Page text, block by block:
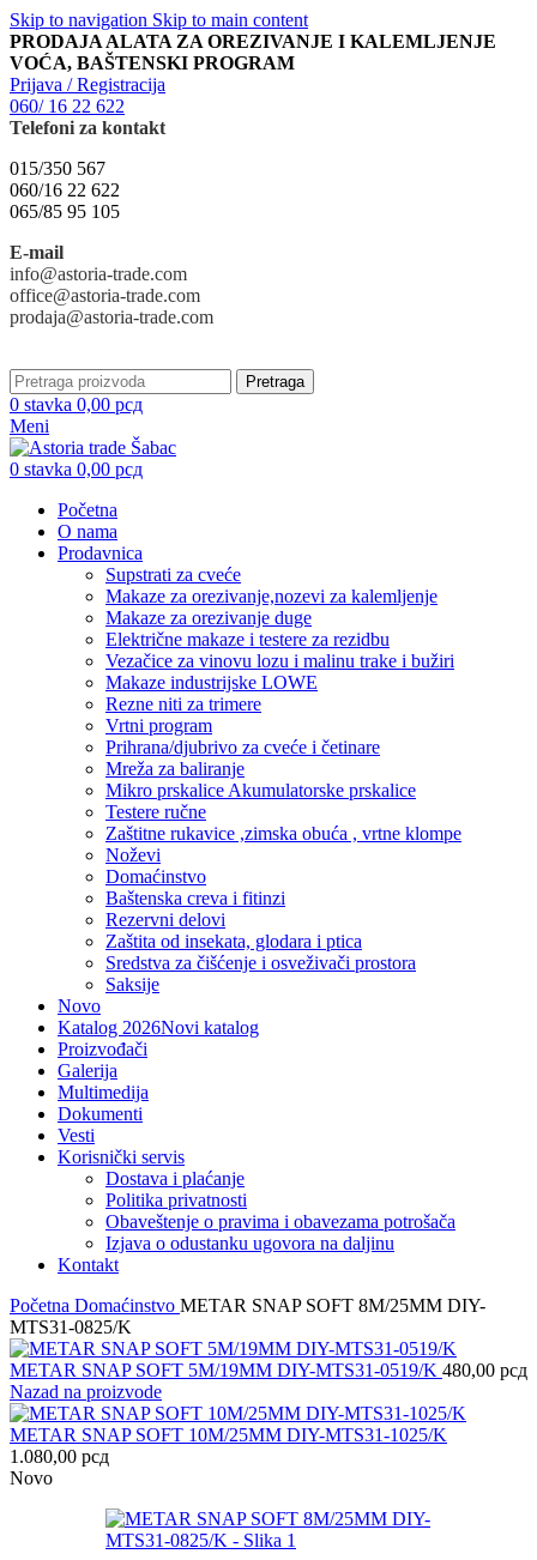
Skip to navigation Skip to main content
PRODAJA ALATA ZA OREZIVANJE I KALEMLJENJE
VOĆA, BAŠTENSKI PROGRAM
Prijava / Registracija
060/ 16 22 622
Telefoni za kontakt
015/350 567
060/16 22 622
065/85 95 105
E-mail
info@astoria-trade.com
office@astoria-trade.com
prodaja@astoria-trade.com
Pretraga
0 stavka 0,00 рсд
Meni
0 stavka 0,00 рсд
Početna
O nama
Prodavnica
Supstrati za cveće
Makaze za orezivanje,nozevi za kalemljenje
Makaze za orezivanje duge
Električne makaze i testere za rezidbu
Vezačice za vinovu lozu i malinu trake i bužiri
Makaze industrijske LOWE
Rezne niti za trimere
Vrtni program
Prihrana/djubrivo za cveće i četinare
Mreža za baliranje
Mikro prskalice Akumulatorske prskalice
Testere ručne
Zaštitne rukavice ,zimska obuća , vrtne klompe
Noževi
Domaćinstvo
Baštenska creva i fitinzi
Rezervni delovi
Zaštita od insekata, glodara i ptica
Sredstva za čišćenje i osveživači prostora
Saksije
Novo
Katalog 2026Novi katalog
Proizvođači
Galerija
Multimedija
Dokumenti
Vesti
Korisnički servis
Dostava i plaćanje
Politika privatnosti
Obaveštenje o pravima i obavezama potrošača
Izjava o odustanku ugovora na daljinu
Kontakt
Početna Domaćinstvo METAR SNAP SOFT 8M/25MM DIY-
MTS31-0825/K
METAR SNAP SOFT 5M/19MM DIY-MTS31-0519/K 480,00 рсд
Nazad na proizvode
METAR SNAP SOFT 10M/25MM DIY-MTS31-1025/K
1.080,00 рсд
Novo